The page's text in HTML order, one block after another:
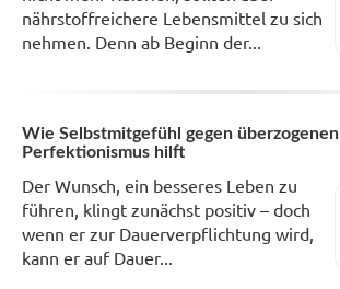
nährstoffreichere Lebensmittel zu sich
nehmen. Denn ab Beginn der...
Wie Selbstmitgefühl gegen überzogenen
Perfektionismus hilft
Der Wunsch, ein besseres Leben zu
führen, klingt zunächst positiv – doch
wenn er zur Dauerverpflichtung wird,
kann er auf Dauer...